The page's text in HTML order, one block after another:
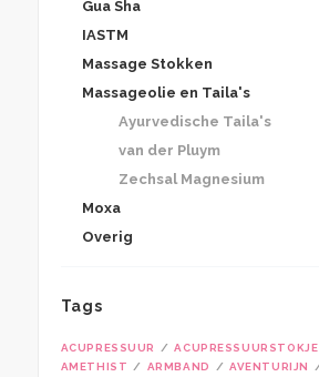
Gua Sha
IASTM
Massage Stokken
Massageolie en Taila's
Ayurvedische Taila's
van der Pluym
Zechsal Magnesium
Moxa
Overig
Tags
ACUPRESSUUR ACUPRESSUURSTOKJE
AMETHIST
ARMBAND AVENTURIJN